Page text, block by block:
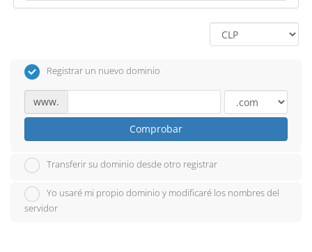
Registrar un nuevo dominio
www.
Comprobar
Transferir su dominio desde otro registrar
Yo usaré mi propio dominio y modificaré los nombres del
servidor